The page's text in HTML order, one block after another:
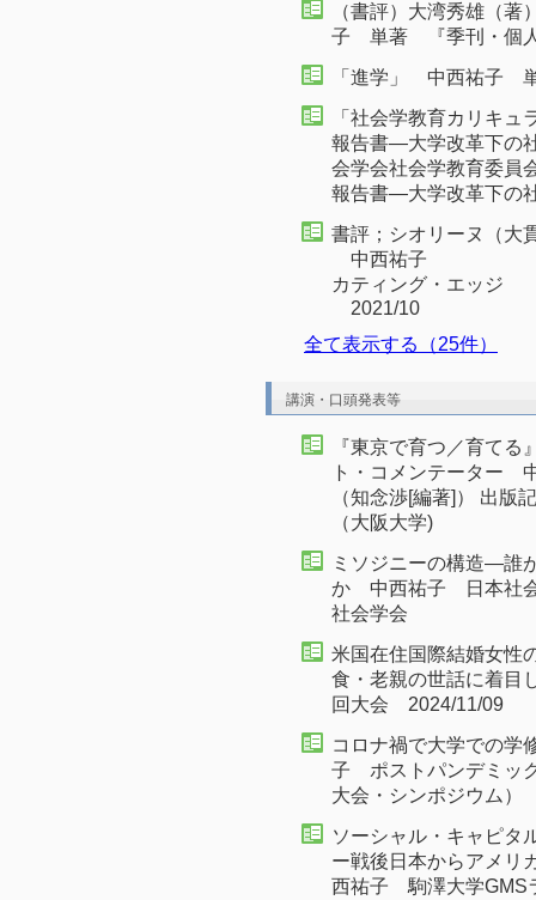
（書評）大湾秀雄（
子 単著 『季刊・個
「進学」 中西祐子
「社会学教育カリキ
報告書―大学改革下の
会学会社会学教育委
報告書―大学改革下の
書評；シオリーヌ（大
中西祐子
カティング・エッジ
2021/10
全て表示する（25件）
講演・口頭発表等
『東京で育つ／育てる
ト・コメンテーター
（知念渉[編著]） 出
（大阪大学)
ミソジニーの構造―誰
か 中西祐子 日本社
社会学会
米国在住国際結婚女性
食・老親の世話に着
回大会 2024/11/09
コロナ禍で大学での
子 ポストパンデミッ
大会・シンポジウム
ソーシャル・キャピタ
ー戦後日本からアメ
西祐子 駒澤大学GMS